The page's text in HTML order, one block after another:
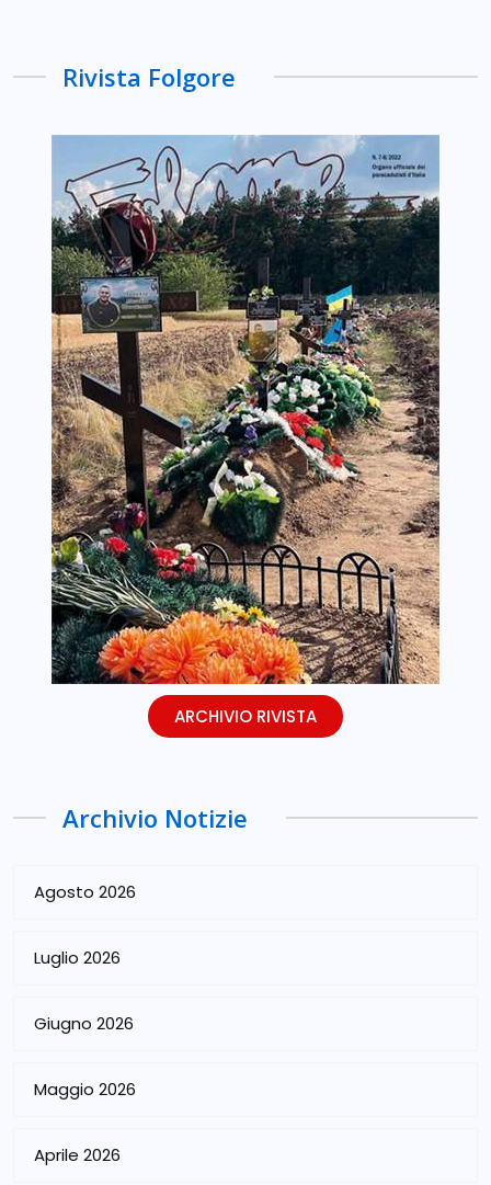
Rivista Folgore
ARCHIVIO RIVISTA
Archivio Notizie
Agosto 2026
Luglio 2026
Giugno 2026
Maggio 2026
Aprile 2026